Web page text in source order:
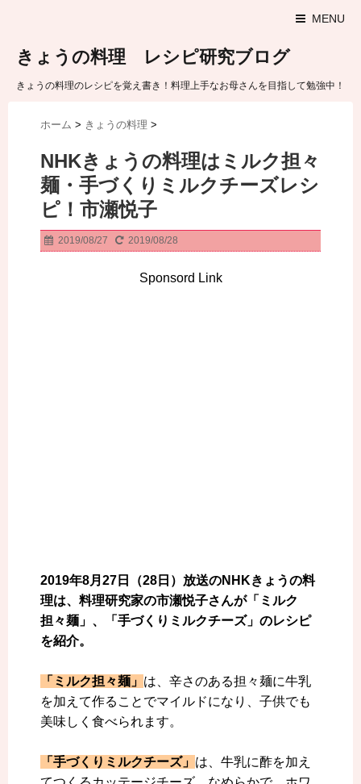
MENU
きょうの料理 レシピ研究ブログ
きょうの料理のレシピを覚え書き！料理上手なお母さんを目指して勉強中！
ホーム > きょうの料理 >
NHKきょうの料理はミルク担々
麺・手づくりミルクチーズレシ
ピ！市瀬悦子
2019/08/27 2019/08/28
Sponsord Link
2019年8月27日（28日）放送のNHKきょうの料
理は、料理研究家の市瀬悦子さんが「ミルク
担々麺」、「手づくりミルクチーズ」のレシピ
を紹介。
「ミルク担々麺」 は、辛さのある担々麺に牛乳
を加えて作ることでマイルドになり、子供でも
美味しく食べられます。
「手づくりミルクチーズ」 は、牛乳に酢を加え